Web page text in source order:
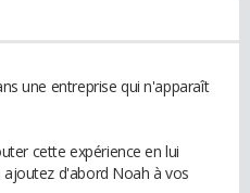
une entreprise qui n'apparaît
cette expérience en lui
d'abord Noah à vos